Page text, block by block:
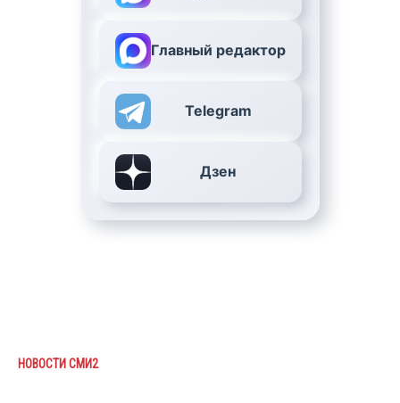
Главный редактор
Telegram
Дзен
НОВОСТИ СМИ2